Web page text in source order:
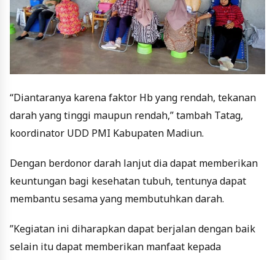
“Diantaranya karena faktor Hb yang rendah, tekanan
darah yang tinggi maupun rendah,” tambah Tatag,
koordinator UDD PMI Kabupaten Madiun.
Dengan berdonor darah lanjut dia dapat memberikan
keuntungan bagi kesehatan tubuh, tentunya dapat
membantu sesama yang membutuhkan darah.
”Kegiatan ini diharapkan dapat berjalan dengan baik
selain itu dapat memberikan manfaat kepada